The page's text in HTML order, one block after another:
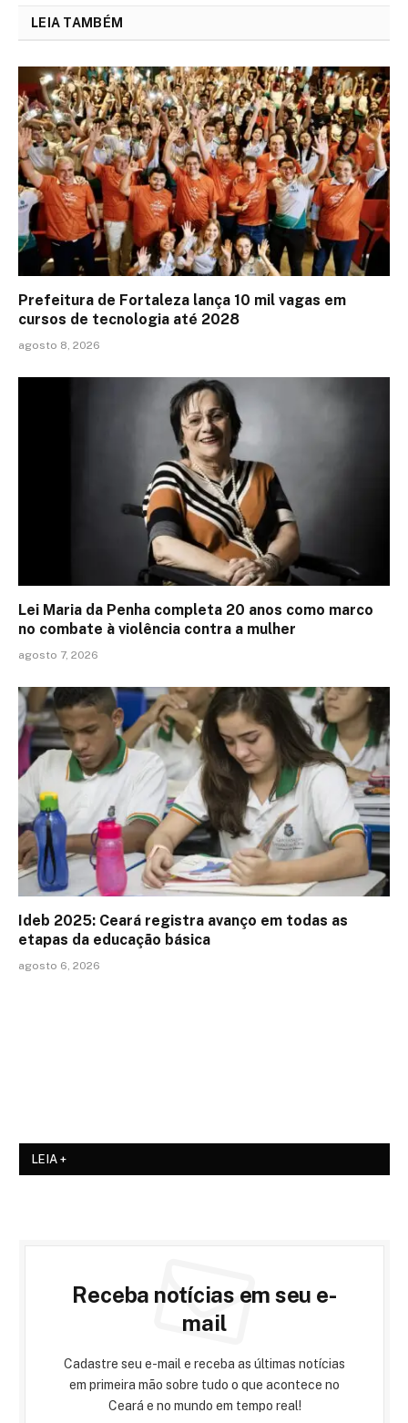
LEIA TAMBÉM
Prefeitura de Fortaleza lança 10 mil vagas em
cursos de tecnologia até 2028
agosto 8, 2026
Lei Maria da Penha completa 20 anos como marco
no combate à violência contra a mulher
agosto 7, 2026
Ideb 2025: Ceará registra avanço em todas as
etapas da educação básica
agosto 6, 2026
LEIA +
Receba notícias em seu e-
mail
Cadastre seu e-mail e receba as últimas notícias
em primeira mão sobre tudo o que acontece no
Ceará e no mundo em tempo real!